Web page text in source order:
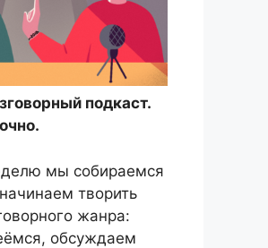
подкаст.
мы собираемся
творить
жанра:
обсуждаем